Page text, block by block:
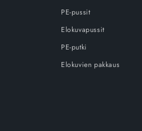
PE-pussit
Elokuvapussit
PE-putki
Elokuvien pakkaus